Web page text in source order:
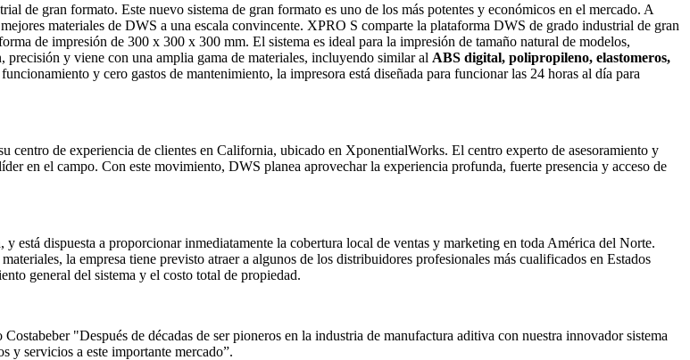
de gran formato. Este nuevo sistema de gran formato es uno de los más potentes y económicos en el mercado. A
materiales de DWS a una escala convincente. XPRO S comparte la plataforma DWS de grado industrial de gran
de impresión de 300 x 300 x 300 mm. El sistema es ideal para la impresión de tamaño natural de modelos,
y viene con una amplia gama de materiales, incluyendo similar al ABS digital, polipropileno, elastomeros,
y cero gastos de mantenimiento, la impresora está diseñada para funcionar las 24 horas al día para
de experiencia de clientes en California, ubicado en XponentialWorks. El centro experto de asesoramiento y
en el campo. Con este movimiento, DWS planea aprovechar la experiencia profunda, fuerte presencia y acceso de
está dispuesta a proporcionar inmediatamente la cobertura local de ventas y marketing en toda América del Norte.
la empresa tiene previsto atraer a algunos de los distribuidores profesionales más cualificados en Estados
general del sistema y el costo total de propiedad.
"Después de décadas de ser pioneros en la industria de manufactura aditiva con nuestra innovador sistema
y servicios a este importante mercado”.